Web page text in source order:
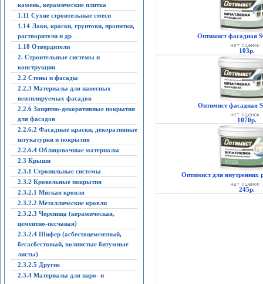
камень, керамические плитка
1.11 Сухие строительные смеси
1.14 Лаки, краски, грунтови, пропитки,
растворители и др
1.18 Отвердители
2. Строительные системы и
конструкции
2.2 Стены и фасады
2.2.3 Материалы для навесных
вентилируемых фасадов
2.2.6 Защитно-декоративные покрытия
для фасадов
2.2.6.2 Фасадные краски, декоративные
штукатурки и покрытия
2.2.6.4 Облицовочные материалы
2.3 Крыши
2.3.1 Стропильные системы
2.3.2 Кровельные покрытия
2.3.2.1 Мягкая кровля
2.3.2.2 Металлические кровли
2.3.2.3 Черепица (керамическая,
цементно-песчаная)
2.3.2.4 Шифер (асбестоцементный,
бесасбестовый, волнистые битумные
листы)
2.3.2.5 Другие
2.3.4 Материалы для паро- и
Оптимист фасадная
103р.
Оптимист фасадная
1070р.
Оптимист для внутренних
245р.